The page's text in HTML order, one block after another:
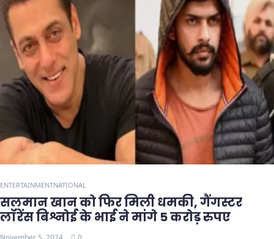
ENTERTAINMENTNATIONAL
सलमान खान को फिर मिली धमकी, गैंगस्टर
लॉरेंस बिश्नोई के भाई ने मांगे 5 करोड़ रुपए